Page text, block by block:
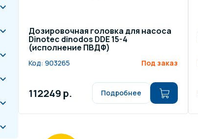
Дозировочная головка для насоса
Dinotec dinodos DDE 15-4
(исполнение ПВДФ)
Код: 903265 Под заказ
112249 р. Подробнее